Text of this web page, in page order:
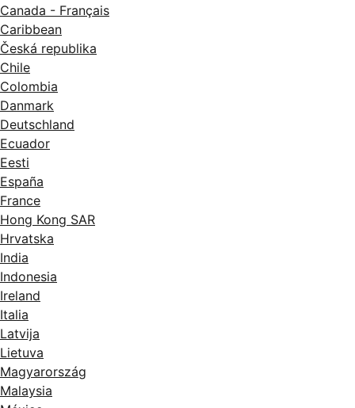
Canada - Français
Caribbean
Česká republika
Chile
Colombia
Danmark
Deutschland
Ecuador
Eesti
España
France
Hong Kong SAR
Hrvatska
India
Indonesia
Ireland
Italia
Latvija
Lietuva
Magyarország
Malaysia